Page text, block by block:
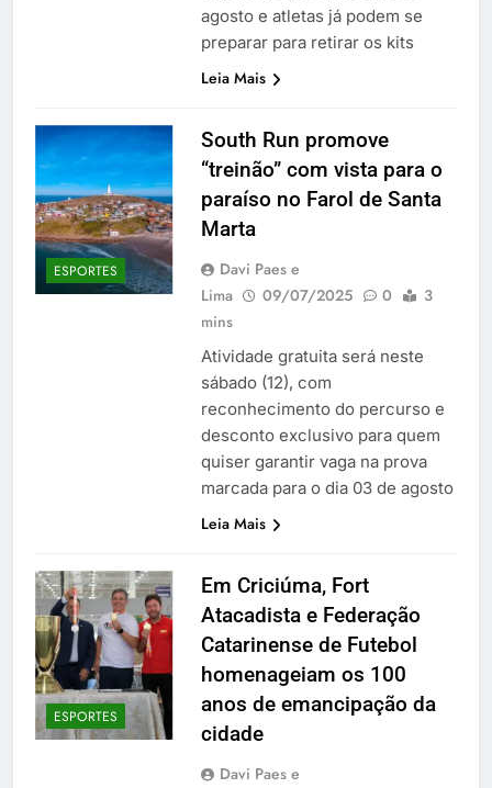
agosto e atletas já podem se
preparar para retirar os kits
Leia Mais
ESPORTES
South Run promove
“treinão” com vista para o
paraíso no Farol de Santa
Marta
Davi Paes e
Lima
09/07/2025 0
3
mins
Atividade gratuita será neste
sábado (12), com
reconhecimento do percurso e
desconto exclusivo para quem
quiser garantir vaga na prova
marcada para o dia 03 de agosto
Leia Mais
ESPORTES
Em Criciúma, Fort
Atacadista e Federação
Catarinense de Futebol
homenageiam os 100
anos de emancipação da
cidade
Davi Paes e